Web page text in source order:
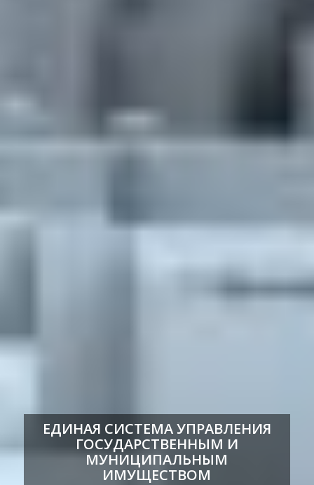
ЕДИНАЯ СИСТЕМА УПРАВЛЕНИЯ
ГОСУДАРСТВЕННЫМ И
МУНИЦИПАЛЬНЫМ
ИМУЩЕСТВОМ